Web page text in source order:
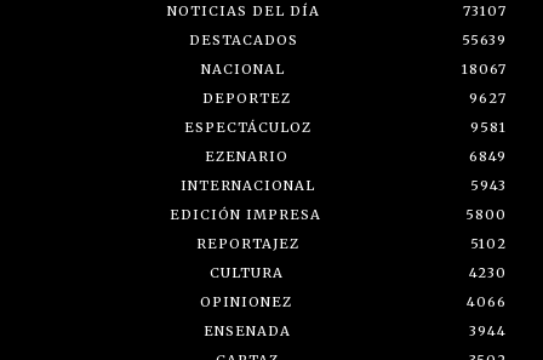
NOTICIAS DEL DÍA
73107
DESTACADOS
55639
NACIONAL
18067
DEPORTEZ
9627
ESPECTÁCULOZ
9581
EZENARIO
6849
INTERNACIONAL
5943
EDICIÓN IMPRESA
5800
REPORTAJEZ
5102
CULTURA
4230
OPINIONEZ
4066
ENSENADA
3944